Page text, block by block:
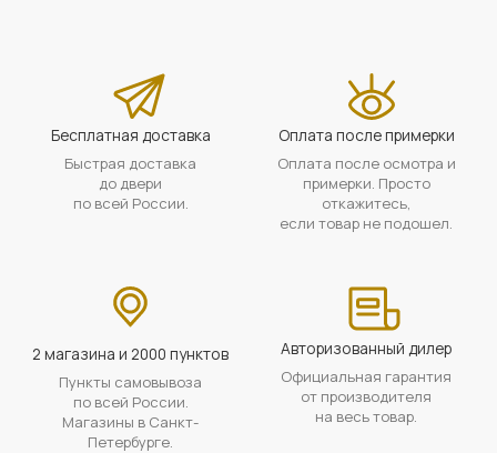
Бесплатная доставка
Быстрая доставка
до двери
по всей России.
Оплата после примерки
Оплата после осмотра и
примерки. Просто
откажитесь,
если товар не подошел.
2 магазина и 2000 пунктов
Пункты самовывоза
по всей России.
Магазины в Санкт-
Петербурге.
Авторизованный дилер
Официальная гарантия
от производителя
на весь товар.